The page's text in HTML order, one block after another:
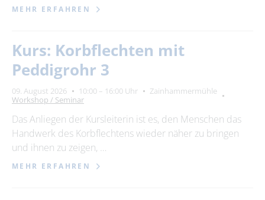
alle Kategorien
Suchbegriff
bitte wählen
Ort
MEHR ERFAHREN
Kurs: Korbflechten mit
Peddigrohr 3
09. August 2026 10:00 – 16:00 Uhr
Zainhammermühle
Workshop / Seminar
Das Anliegen der Kursleiterin ist es, den Menschen das
Handwerk des Korbflechtens wieder näher zu bringen
und ihnen zu zeigen, …
MEHR ERFAHREN